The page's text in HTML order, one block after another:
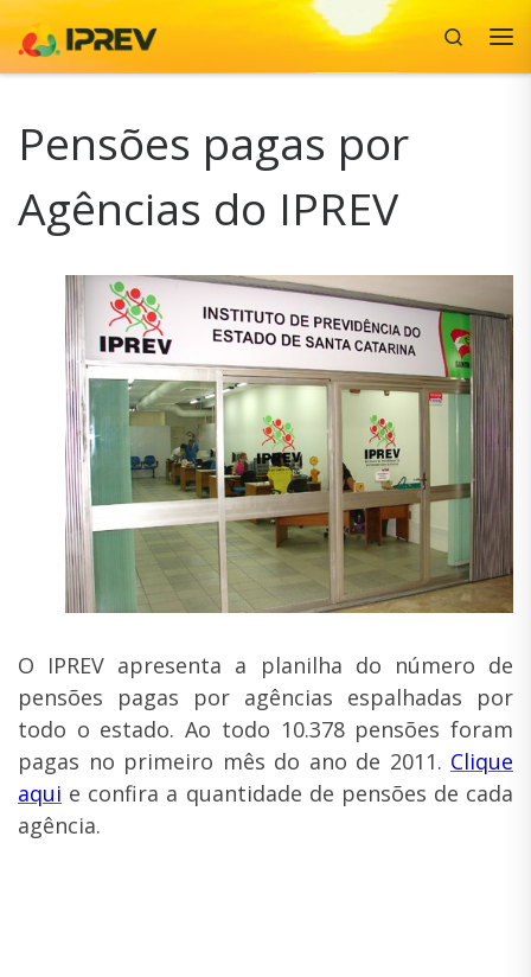
Skip to content
Search
Pensões pagas por
Agências do IPREV
O IPREV apresenta a planilha do número de
pensões pagas por agências espalhadas por
todo o estado. Ao todo 10.378 pensões foram
pagas no primeiro mês do ano de 2011. Clique
aqui e confira a quantidade de pensões de cada
agência.